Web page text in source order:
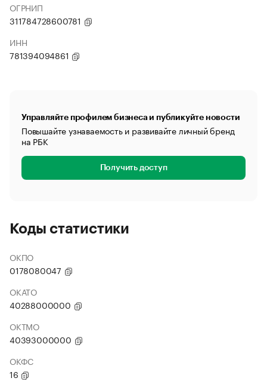
ОГРНИП
311784728600781
ИНН
781394094861
Управляйте профилем бизнеса и публикуйте новости
Повышайте узнаваемость и развивайте личный бренд
на РБК
Получить доступ
Коды статистики
ОКПО
0178080047
ОКАТО
40288000000
ОКТМО
40393000000
ОКФС
16